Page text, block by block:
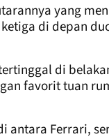
yang
di depan
di
favorit tuan
antara Ferrari,